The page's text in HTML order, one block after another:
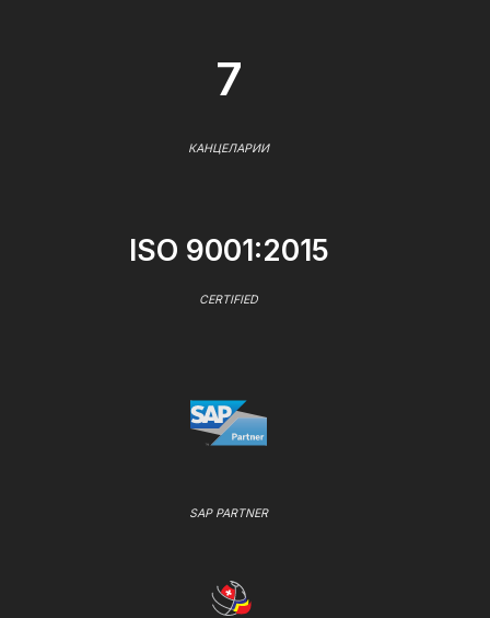
7
КАНЦЕЛАРИИ
ISO 9001:2015
CERTIFIED
SAP PARTNER